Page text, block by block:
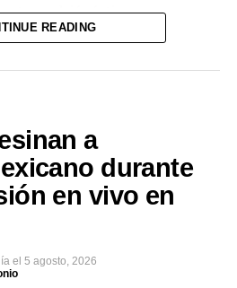
no dejó víctimas.
la calidad del aire en
la exposición a este tipo
irritación en los ojos, la nariz y
suspendió sus operaciones
las autoridades informaron
de supervisión y
investigación.
READING
a
durante
en vivo en
el 5 agosto, 2026